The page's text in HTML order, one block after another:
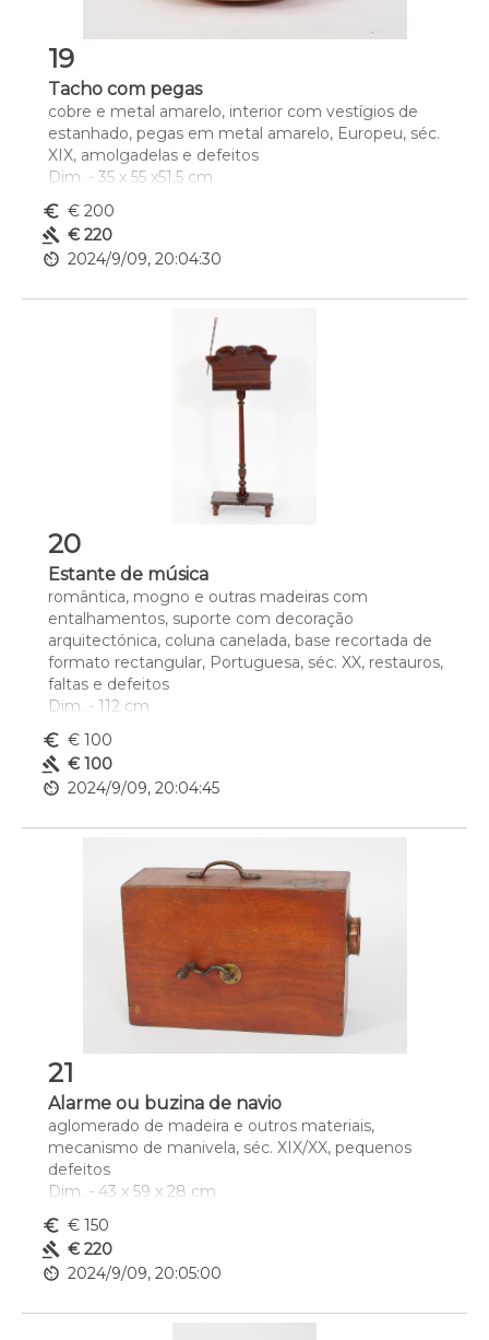
19
Tacho com pegas
cobre e metal amarelo, interior com vestígios de
estanhado, pegas em metal amarelo, Europeu, séc.
XIX, amolgadelas e defeitos
Dim. - 35 x 55 x51,5 cm
euro_symbol € 200
gavel € 220
av_timer 2024/9/09, 20:04:30
20
Estante de música
romântica, mogno e outras madeiras com
entalhamentos, suporte com decoração
arquitectónica, coluna canelada, base recortada de
formato rectangular, Portuguesa, séc. XX, restauros,
faltas e defeitos
Dim. - 112 cm
euro_symbol € 100
gavel € 100
av_timer 2024/9/09, 20:04:45
21
Alarme ou buzina de navio
aglomerado de madeira e outros materiais,
mecanismo de manivela, séc. XIX/XX, pequenos
defeitos
Dim. - 43 x 59 x 28 cm
euro_symbol € 150
gavel € 220
av_timer 2024/9/09, 20:05:00